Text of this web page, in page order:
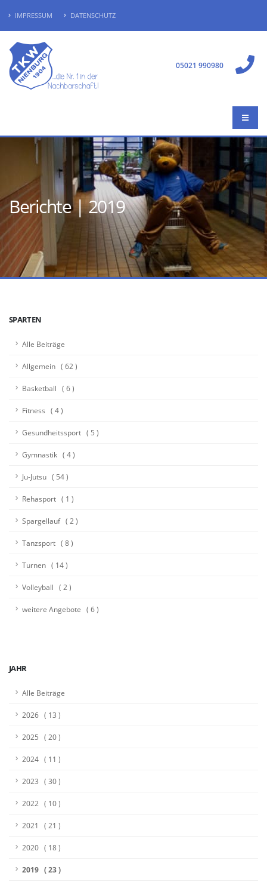
IMPRESSUM DATENSCHUTZ
05021 990980
Berichte | 2019
SPARTEN
Alle Beiträge
Allgemein ( 62 )
Basketball ( 6 )
Fitness ( 4 )
Gesundheitssport ( 5 )
Gymnastik ( 4 )
Ju-Jutsu ( 54 )
Rehasport ( 1 )
Spargellauf ( 2 )
Tanzsport ( 8 )
Turnen ( 14 )
Volleyball ( 2 )
weitere Angebote ( 6 )
JAHR
Alle Beiträge
2026 ( 13 )
2025 ( 20 )
2024 ( 11 )
2023 ( 30 )
2022 ( 10 )
2021 ( 21 )
2020 ( 18 )
2019 ( 23 )